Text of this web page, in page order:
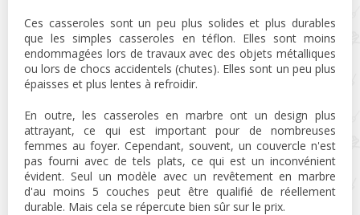
Ces casseroles sont un peu plus solides et plus durables
que les simples casseroles en téflon. Elles sont moins
endommagées lors de travaux avec des objets métalliques
ou lors de chocs accidentels (chutes). Elles sont un peu plus
épaisses et plus lentes à refroidir.
En outre, les casseroles en marbre ont un design plus
attrayant, ce qui est important pour de nombreuses
femmes au foyer. Cependant, souvent, un couvercle n'est
pas fourni avec de tels plats, ce qui est un inconvénient
évident. Seul un modèle avec un revêtement en marbre
d'au moins 5 couches peut être qualifié de réellement
durable. Mais cela se répercute bien sûr sur le prix.